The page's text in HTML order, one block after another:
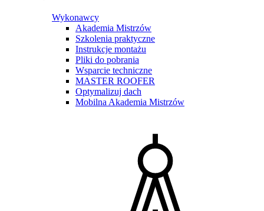
Wykonawcy
Akademia Mistrzów
Szkolenia praktyczne
Instrukcje montażu
Pliki do pobrania
Wsparcie techniczne
MASTER ROOFER
Optymalizuj dach
Mobilna Akademia Mistrzów